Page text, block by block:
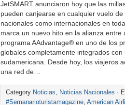
JetSMART anunciaron hoy que las
pueden canjearse en cualquier vuelo
nacionales como internacionales en
marca un nuevo hito en la alianza
programa AAdvantage® en uno de los
globales completamente integrados
sudamericana. Desde hoy, los viajeros
una red de…
Category Noticias, Noticias Nacionales ·
#Semanarioturistamagazine, American